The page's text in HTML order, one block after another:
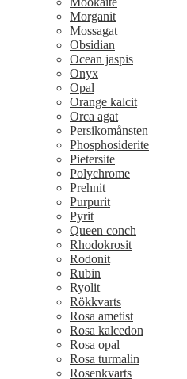
Morganit
Mossagat
Obsidian
Ocean jaspis
Onyx
Opal
Orange kalcit
Orca agat
Persikomånsten
Phosphosiderite
Pietersite
Polychrome
Prehnit
Purpurit
Pyrit
Queen conch
Rhodokrosit
Rodonit
Rubin
Ryolit
Rökkvarts
Rosa ametist
Rosa kalcedon
Rosa opal
Rosa turmalin
Rosenkvarts